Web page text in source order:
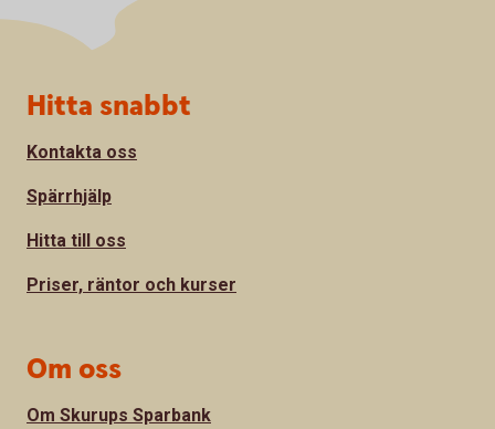
Sidfot
Hitta snabbt
Kontakta oss
Spärrhjälp
Hitta till oss
Priser, räntor och kurser
Om oss
Om Skurups Sparbank